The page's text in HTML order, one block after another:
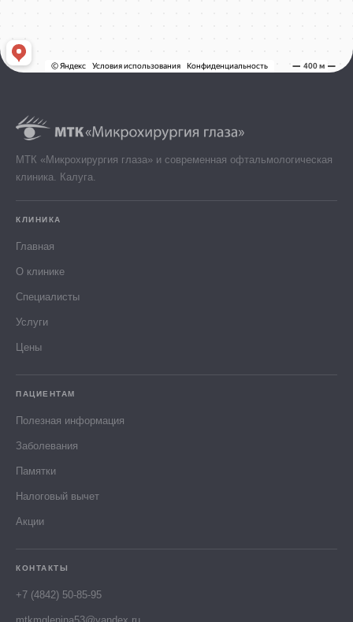
МТК «Микрохирургия глаза» и современная офтальмологическая
клиника. Калуга.
КЛИНИКА
Главная
О клинике
Специалисты
Услуги
Цены
ПАЦИЕНТАМ
Полезная информация
Заболевания
Памятки
Налоговый вычет
Акции
КОНТАКТЫ
+7 (4842) 50-85-95